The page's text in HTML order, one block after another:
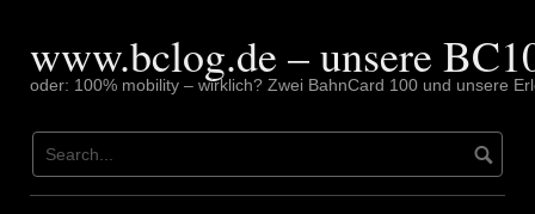
contentwww.bclog.de – unsere
oder: 100% mobility – wirklich? Zwei BahnCard 100 und unsere